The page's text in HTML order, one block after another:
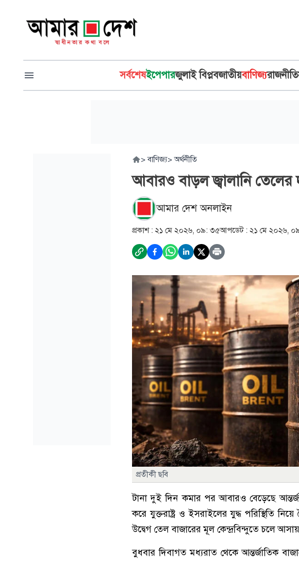
সর্বশেষইপেপারজুলাই বিপ্লবজাতীয়বাণিজ্যরাজনীতি
> বাণিজ্য> অর্থনীতি
আবারও বাড়ল জ্বালানি তেলের
আমার দেশ অনলাইন
প্রকাশ : ২১ মে ২০২৬, ০৯: ৩৫আপডেট : ২১ মে ২০২৬,
প্রতীকী ছবি
টানা দুই দিন কমার পর আবারও বেড়েছে
করে যুক্তরাষ্ট্র ও ইসরাইলের যুদ্ধ পরিস্থিতি
উদ্বেগ তেল বাজারের মূল কেন্দ্রবিন্দুতে চলে
বুধবার দিবাগত মধ্যরাত থেকে আন্তর্জাতিক